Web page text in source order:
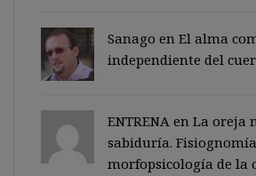
Sanago en El alma
independiente del
ENTRENA en La oreja
sabiduría.
morfopsicología de la